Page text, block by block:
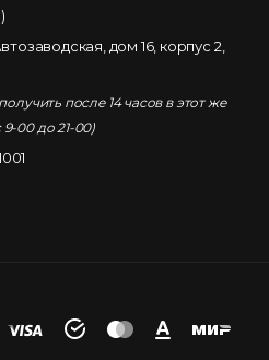
дом 16, корпус 2,
после 14 часов в этот же
00 до 21-00)